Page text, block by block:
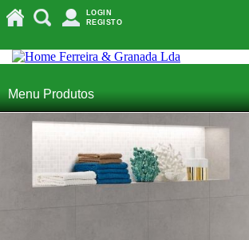
LOGIN
REGISTO
Menu Produtos